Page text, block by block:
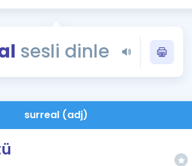
YDS - YÖKDİL
İngilizce Gramer
sesli dinle
surreal (adj)